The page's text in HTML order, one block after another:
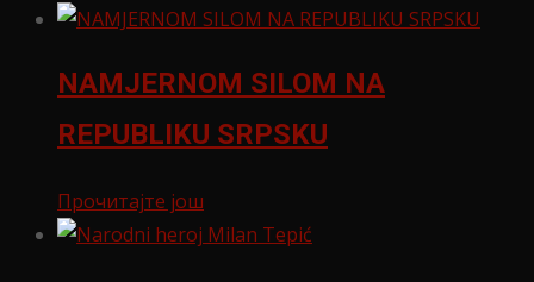
NAMJERNOM SILOM NA
REPUBLIKU SRPSKU
Прочитајте још